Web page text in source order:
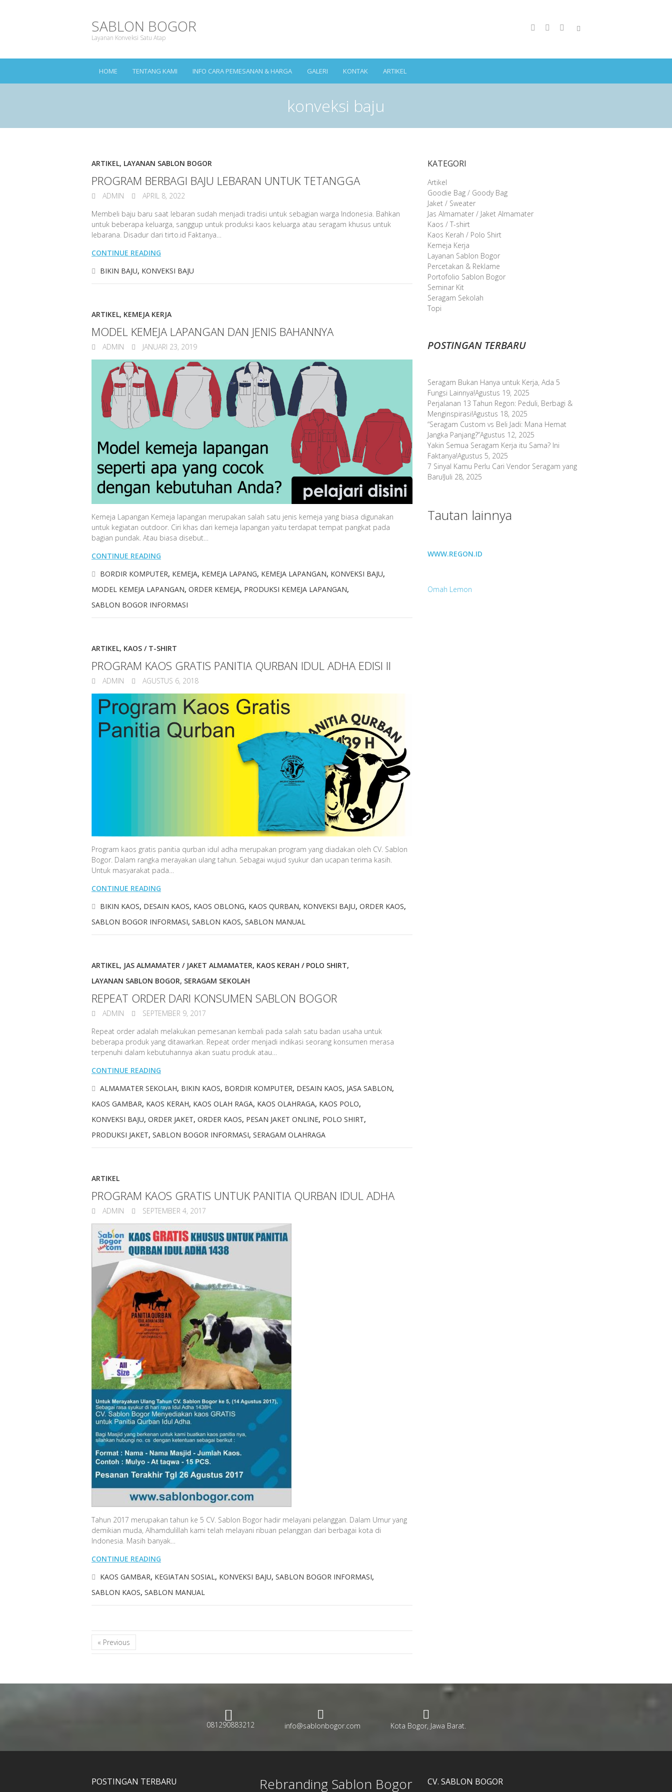
SABLON BOGOR
Layanan Konveksi Satu Atap
HOME TENTANG KAMI INFO CARA PEMESANAN & HARGA GALERI KONTAK ARTIKEL
konveksi baju
ARTIKEL, LAYANAN SABLON BOGOR
PROGRAM BERBAGI BAJU LEBARAN UNTUK TETANGGA
ADMIN
APRIL 8, 2022
Membeli baju baru saat lebaran sudah menjadi tradisi untuk sebagian warga Indonesia. Bahkan
untuk beberapa keluarga, sanggup untuk produksi kaos keluarga atau seragam khusus untuk
lebarana. Disadur dari tirto.id Faktanya…
CONTINUE READING
BIKIN BAJU, KONVEKSI BAJU
ARTIKEL, KEMEJA KERJA
MODEL KEMEJA LAPANGAN DAN JENIS BAHANNYA
ADMIN JANUARI 23, 2019
Kemeja Lapangan Kemeja lapangan merupakan salah satu jenis kemeja yang biasa digunakan
untuk kegiatan outdoor. Ciri khas dari kemeja lapangan yaitu terdapat tempat pangkat pada
bagian pundak. Atau biasa disebut…
CONTINUE READING
BORDIR KOMPUTER, KEMEJA, KEMEJA LAPANG, KEMEJA LAPANGAN, KONVEKSI BAJU,
MODEL KEMEJA LAPANGAN, ORDER KEMEJA, PRODUKSI KEMEJA LAPANGAN,
SABLON BOGOR INFORMASI
ARTIKEL, KAOS / T-SHIRT
PROGRAM KAOS GRATIS PANITIA QURBAN IDUL ADHA EDISI II
ADMIN AGUSTUS 6, 2018
Program kaos gratis panitia qurban idul adha merupakan program yang diadakan oleh CV. Sablon
Bogor. Dalam rangka merayakan ulang tahun. Sebagai wujud syukur dan ucapan terima kasih.
Untuk masyarakat pada…
CONTINUE READING
BIKIN KAOS, DESAIN KAOS, KAOS OBLONG, KAOS QURBAN, KONVEKSI BAJU, ORDER KAOS,
SABLON BOGOR INFORMASI, SABLON KAOS, SABLON MANUAL
ARTIKEL, JAS ALMAMATER / JAKET ALMAMATER, KAOS KERAH / POLO SHIRT,
LAYANAN SABLON BOGOR, SERAGAM SEKOLAH
REPEAT ORDER DARI KONSUMEN SABLON BOGOR
ADMIN
SEPTEMBER 9, 2017
Repeat order adalah melakukan pemesanan kembali pada salah satu badan usaha untuk
beberapa produk yang ditawarkan. Repeat order menjadi indikasi seorang konsumen merasa
terpenuhi dalam kebutuhannya akan suatu produk atau…
CONTINUE READING
ALMAMATER SEKOLAH, BIKIN KAOS, BORDIR KOMPUTER, DESAIN KAOS, JASA SABLON,
KAOS GAMBAR, KAOS KERAH, KAOS OLAH RAGA, KAOS OLAHRAGA, KAOS POLO,
KONVEKSI BAJU, ORDER JAKET, ORDER KAOS, PESAN JAKET ONLINE, POLO SHIRT,
PRODUKSI JAKET, SABLON BOGOR INFORMASI, SERAGAM OLAHRAGA
ARTIKEL
PROGRAM KAOS GRATIS UNTUK PANITIA QURBAN IDUL ADHA
ADMIN SEPTEMBER 4, 2017
Tahun 2017 merupakan tahun ke 5 CV. Sablon Bogor hadir melayani pelanggan. Dalam Umur yang
demikian muda, Alhamdulillah kami telah melayani ribuan pelanggan dari berbagai kota di
Indonesia. Masih banyak…
CONTINUE READING
KAOS GAMBAR, KEGIATAN SOSIAL, KONVEKSI BAJU, SABLON BOGOR INFORMASI,
SABLON KAOS, SABLON MANUAL
« Previous
KATEGORI
Artikel
Goodie Bag / Goody Bag
Jaket / Sweater
Jas Almamater / Jaket Almamater
Kaos / T-shirt
Kaos Kerah / Polo Shirt
Kemeja Kerja
Layanan Sablon Bogor
Percetakan & Reklame
Portofolio Sablon Bogor
Seminar Kit
Seragam Sekolah
Topi
POSTINGAN TERBARU
Seragam Bukan Hanya untuk Kerja, Ada 5
Fungsi Lainnya!Agustus 19, 2025
Perjalanan 13 Tahun Regon: Peduli, Berbagi &
Menginspirasi!Agustus 18, 2025
“Seragam Custom vs Beli Jadi: Mana Hemat
Jangka Panjang?”Agustus 12, 2025
Yakin Semua Seragam Kerja itu Sama? Ini
Faktanya!Agustus 5, 2025
7 Sinyal Kamu Perlu Cari Vendor Seragam yang
Baru!Juli 28, 2025
Tautan lainnya
WWW.REGON.ID
Omah Lemon
081290883212 info@sablonbogor.com Kota Bogor, Jawa Barat.
POSTINGAN TERBARU Rebranding Sablon Bogor CV. SABLON BOGOR